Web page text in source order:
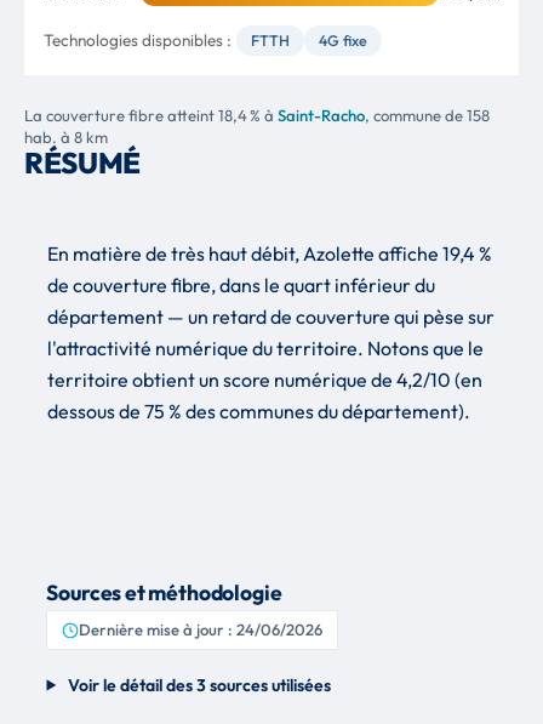
Technologies disponibles : FTTH 4G fixe
La couverture fibre atteint 18,4 % à Saint-Racho, commune de 158
hab. à 8 km
RÉSUMÉ
En matière de très haut débit, Azolette affiche 19,4 %
de couverture fibre, dans le quart inférieur du
département — un retard de couverture qui pèse sur
l'attractivité numérique du territoire. Notons que le
territoire obtient un score numérique de 4,2/10 (en
dessous de 75 % des communes du département).
Sources et méthodologie
Dernière mise à jour : 24/06/2026
Voir le détail des 3 sources utilisées